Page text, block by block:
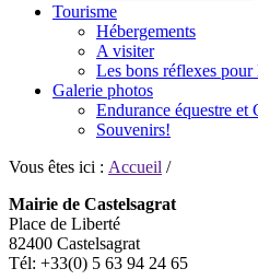
Tourisme
Hébergements
A visiter
Les bons réflexes
Galerie photos
Endurance équestre et
Souvenirs!
Vous êtes ici : Accueil /
Mairie de Castelsagrat
Place de Liberté
82400 Castelsagrat
Tél: +33(0) 5 63 94 24 65